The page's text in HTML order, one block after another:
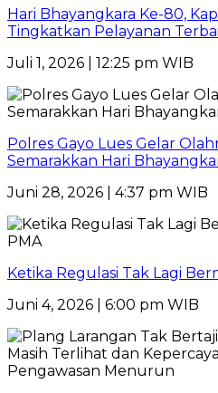
Hari Bhayangkara Ke-80,
Tingkatkan Pelayanan
Juli 1, 2026 | 12:25 pm WIB
Polres Gayo Lues Gelar
Semarakkan Hari
Juni 28, 2026 | 4:37 pm WIB
Ketika Regulasi Tak Lagi
Juni 4, 2026 | 6:00 pm WIB